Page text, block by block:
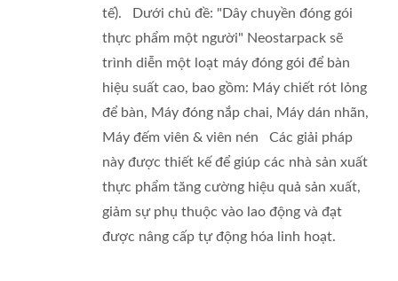
tế). Dưới chủ đề: "Dây chuyền đóng gói
thực phẩm một người" Neostarpack sẽ
trình diễn một loạt máy đóng gói để bàn
hiệu suất cao, bao gồm: Máy chiết rót lỏng
để bàn, Máy đóng nắp chai, Máy dán nhãn,
Máy đếm viên & viên nén Các giải pháp
này được thiết kế để giúp các nhà sản xuất
thực phẩm tăng cường hiệu quả sản xuất,
giảm sự phụ thuộc vào lao động và đạt
được nâng cấp tự động hóa linh hoạt.